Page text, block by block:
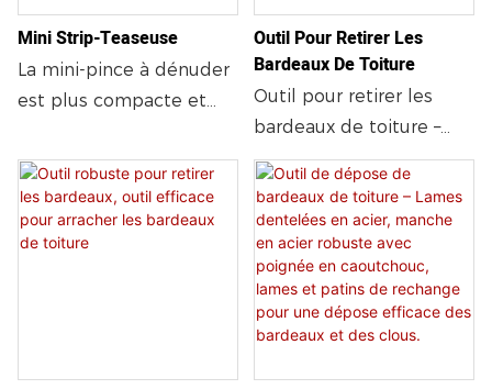
difficiles en toute
simplicité. Sa tête de
fourche forgée est
extrêmement résistante.
Mini Strip-Teaseuse
La mini-pince à dénuder
est plus compacte et
endroits difficiles d'accès
autour des lucarnes, des
avant-toits, des solins et
pour retirer les faîtières.
Poignée ergonomique
Outil Pour Retirer Les
Bardeaux De Toiture
Outil pour retirer les
bardeaux de toiture –
Pelle à toiture robuste
avec arrache-clous,
poignée confortable,
idéale pour un retrait
rapide et propre des
bardeaux